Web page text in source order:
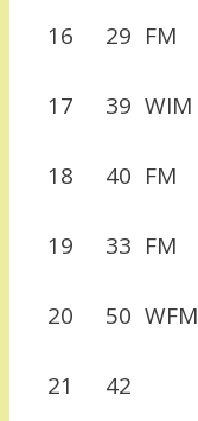
16 29 FM
17 39 WIM
18 40 FM
19 33 FM
20 50 WFM
21 42